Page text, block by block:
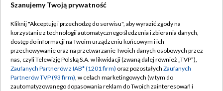
TVP
Abonament TVP
Emisja w TVP
Centrum informacji TVP
Regulamin TVP
Polityka prywatności
Moje zgody
Szanujemy Twoją prywatność
Kliknij "Akceptuję i przechodzę do serwisu", aby wyrazić zgody na
korzystanie z technologii automatycznego śledzenia i zbierania danych,
dostęp do informacji na Twoim urządzeniu końcowym i ich
przechowywanie oraz na przetwarzanie Twoich danych osobowych przez
nas, czyli Telewizję Polską S.A. w likwidacji (zwaną dalej również „TVP”),
Zaufanych Partnerów z IAB* (1201 firm) oraz pozostałych Zaufanych
Partnerów TVP (93 firm), w celach marketingowych (w tym do
zautomatyzowanego dopasowania reklam do Twoich zainteresowań i